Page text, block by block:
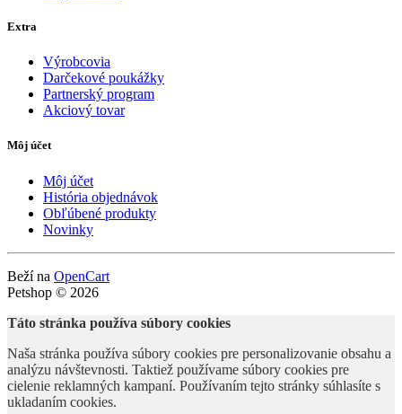
Extra
Výrobcovia
Darčekové poukážky
Partnerský program
Akciový tovar
Môj účet
Môj účet
História objednávok
Obľúbené produkty
Novinky
Beží na OpenCart
Petshop © 2026
Táto stránka používa súbory cookies
Naša stránka používa súbory cookies pre personalizovanie obsahu a
analýzu návštevnosti. Taktiež používame súbory cookies pre
cielenie reklamných kampaní. Používaním tejto stránky súhlasíte s
ukladaním cookies.